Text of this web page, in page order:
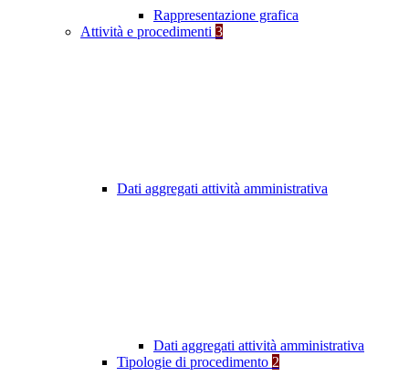
Rappresentazione grafica
Attività e procedimenti 3
Dati aggregati attività amministrativa
Dati aggregati attività amministrativa
Tipologie di procedimento 2